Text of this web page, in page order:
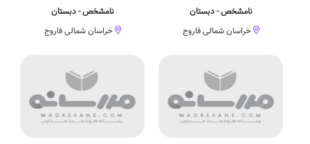
نامشخص - دبستان
خراسان شمالی فاروج
نامشخص - دبستان
خراسان شمالی فاروج